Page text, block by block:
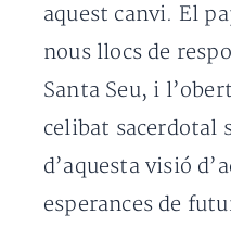
aquest canvi. El
nous llocs de
Santa Seu, i
celibat sacerdotal
d’aquesta visió
esperances de